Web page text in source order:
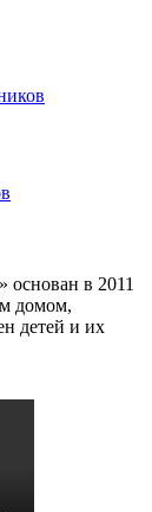
основан в 2011
домом,
детей и их